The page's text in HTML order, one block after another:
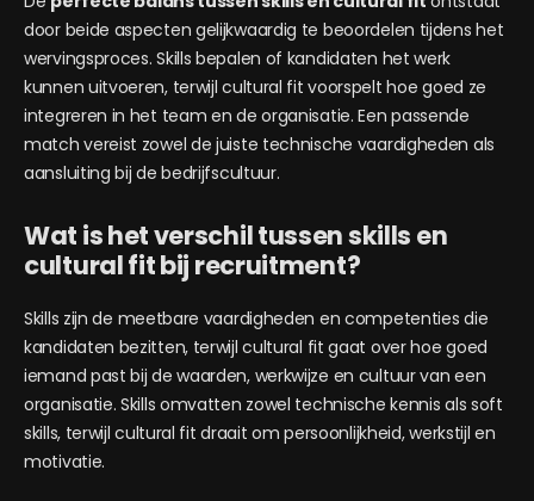
door beide aspecten gelijkwaardig te beoordelen tijdens het
wervingsproces. Skills bepalen of kandidaten het werk
kunnen uitvoeren, terwijl cultural fit voorspelt hoe goed ze
integreren in het team en de organisatie. Een passende
match vereist zowel de juiste technische vaardigheden als
aansluiting bij de bedrijfscultuur.
Wat is het verschil tussen skills en
cultural fit bij recruitment?
Skills zijn de meetbare vaardigheden en competenties die
kandidaten bezitten, terwijl cultural fit gaat over hoe goed
iemand past bij de waarden, werkwijze en cultuur van een
organisatie. Skills omvatten zowel technische kennis als soft
skills, terwijl cultural fit draait om persoonlijkheid, werkstijl en
motivatie.